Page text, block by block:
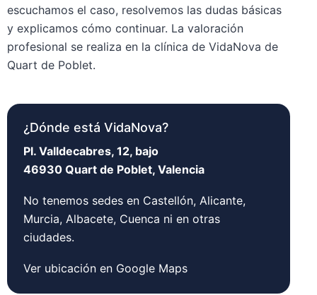
escuchamos el caso, resolvemos las dudas básicas
y explicamos cómo continuar. La valoración
profesional se realiza en la clínica de VidaNova de
Quart de Poblet.
¿Dónde está VidaNova?
Pl. Valldecabres, 12, bajo
46930 Quart de Poblet, Valencia
No tenemos sedes en Castellón, Alicante,
Murcia, Albacete, Cuenca ni en otras
ciudades.
Ver ubicación en Google Maps